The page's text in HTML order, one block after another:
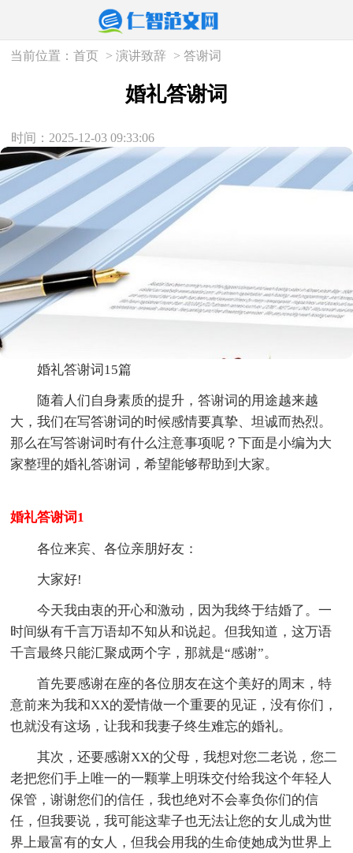
当前位置：首页 >演讲致辞 >答谢词
婚礼答谢词
时间：2025-12-03 09:33:06
婚礼答谢词15篇
随着人们自身素质的提升，答谢词的用途越来越
大，我们在写答谢词的时候感情要真挚、坦诚而热烈。
那么在写答谢词时有什么注意事项呢？下面是小编为大
家整理的婚礼答谢词，希望能够帮助到大家。
婚礼答谢词1
各位来宾、各位亲朋好友：
大家好!
今天我由衷的开心和激动，因为我终于结婚了。一
时间纵有千言万语却不知从和说起。但我知道，这万语
千言最终只能汇聚成两个字，那就是“感谢”。
首先要感谢在座的各位朋友在这个美好的周末，特
意前来为我和XX的爱情做一个重要的见证，没有你们，
也就没有这场，让我和我妻子终生难忘的婚礼。
其次，还要感谢XX的父母，我想对您二老说，您二
老把您们手上唯一的一颗掌上明珠交付给我这个年轻人
保管，谢谢您们的信任，我也绝对不会辜负你们的信
任，但我要说，我可能这辈子也无法让您的女儿成为世
界上最富有的女人，但我会用我的生命使她成为世界上